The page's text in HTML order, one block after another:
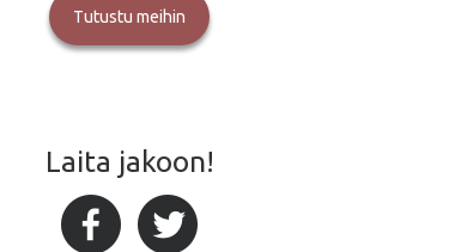
Tutustu meihin
Laita jakoon!